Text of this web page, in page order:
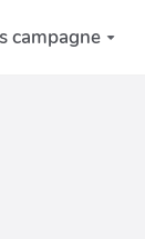
campagne